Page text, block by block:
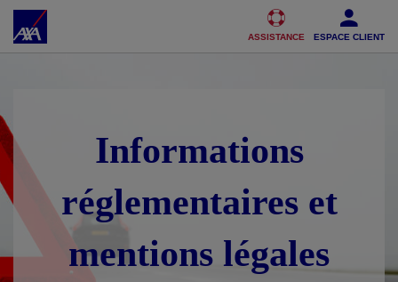
Accéder au Contenu Accéder au Pied de page
ASSISTANCE ESPACE CLIENT
Informations
réglementaires et
mentions légales